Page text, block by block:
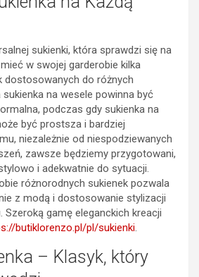
sukienki, która sprawdzi się na
w swojej garderobie kilka
dostosowanych do różnych
sukienka na wesele powinna być
podczas gdy sukienka na
być prostsza i bardziej
niezależnie od niespodziewanych
zawsze będziemy przygotowani,
i adekwatnie do sytuacji.
różnorodnych sukienek pozwala
z modą i dostosowanie stylizacji
gamę eleganckich kreacji
butiklorenzo.pl/pl/sukienki.
– Klasyk, który